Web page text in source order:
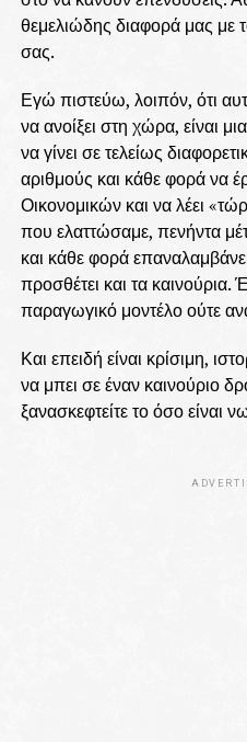
θεμελιώδης διαφορά μας με
σας.
Εγώ πιστεύω, λοιπόν, ότι
να ανοίξει στη χώρα, είναι
να γίνει σε τελείως
αριθμούς και κάθε φορά να
Οικονομικών και να λέει
που ελαττώσαμε, πενήντα
και κάθε φορά
προσθέτει και τα καινούρια.
παραγωγικό μοντέλο ούτε
Και επειδή είναι κρίσιμη,
να μπει σε έναν καινούριο
ξανασκεφτείτε το όσο είναι